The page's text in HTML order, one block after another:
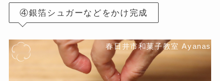
④銀箔シュガーなどをかけ完成